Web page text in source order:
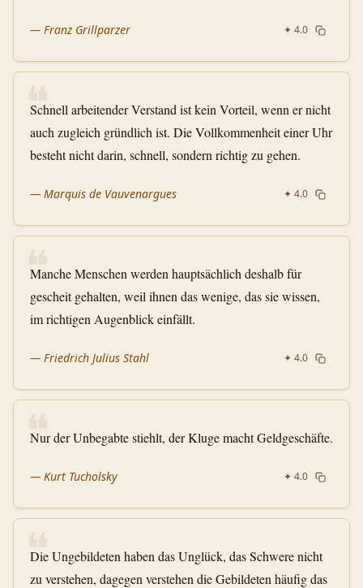
— Franz Grillparzer ✦ 4.0
❝
Schnell arbeitender Verstand ist kein Vorteil, wenn er nicht
auch zugleich gründlich ist. Die Vollkommenheit einer Uhr
besteht nicht darin, schnell, sondern richtig zu gehen.
— Marquis de Vauvenargues ✦ 4.0
❝
Manche Menschen werden hauptsächlich deshalb für
gescheit gehalten, weil ihnen das wenige, das sie wissen,
im richtigen Augenblick einfällt.
— Friedrich Julius Stahl ✦ 4.0
❝
Nur der Unbegabte stiehlt, der Kluge macht Geldgeschäfte.
— Kurt Tucholsky ✦ 4.0
❝
Die Ungebildeten haben das Unglück, das Schwere nicht
zu verstehen, dagegen verstehen die Gebildeten häufig das